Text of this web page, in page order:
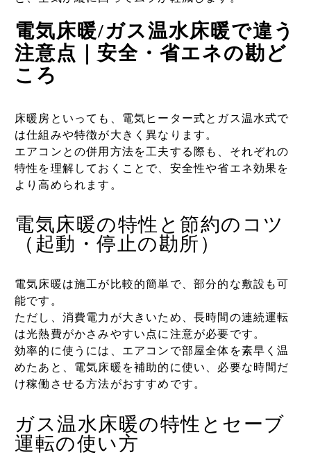
電気床暖/ガス温水床暖で違う
注意点｜安全・省エネの勘ど
ころ
床暖房といっても、電気ヒーター式とガス温水式で
は仕組みや特徴が大きく異なります。
エアコンとの併用方法を工夫する際も、それぞれの
特性を理解しておくことで、安全性や省エネ効果を
より高められます。
電気床暖の特性と節約のコツ
（起動・停止の勘所）
電気床暖は施工が比較的簡単で、部分的な敷設も可
能です。
ただし、消費電力が大きいため、長時間の連続運転
は光熱費がかさみやすい点に注意が必要です。
効率的に使うには、エアコンで部屋全体を素早く温
めたあと、電気床暖を補助的に使い、必要な時間だ
け稼働させる方法がおすすめです。
ガス温水床暖の特性とセーブ
運転の使い方